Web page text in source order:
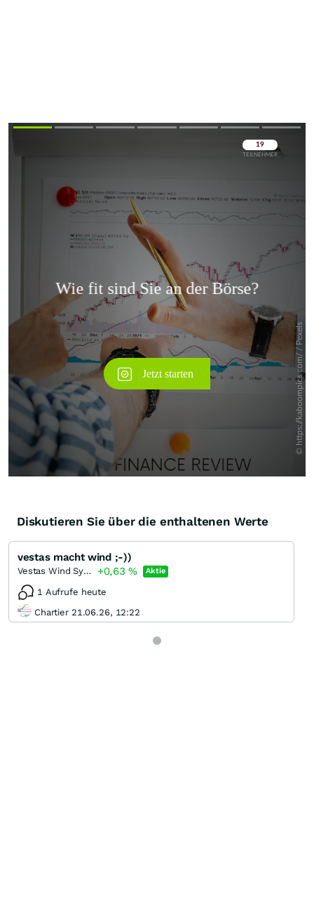
Überspringen
Diskutieren Sie über die enthaltenen Werte
vestas macht wind ;-))
Vestas Wind Systems Bearer and/or registered +0,63% Aktie
1 Aufrufe heute
Chartier 21.06.26, 12:22